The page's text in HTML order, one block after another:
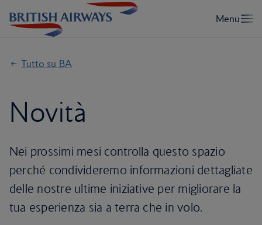
Tutto su BA
Novità
Nei prossimi mesi controlla questo spazio
perché condivideremo informazioni dettagliate
delle nostre ultime iniziative per migliorare la
tua esperienza sia a terra che in volo.